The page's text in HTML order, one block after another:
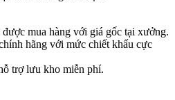
mua hàng với giá gốc tại xưởng.
hãng với mức chiết khấu cực
trợ lưu kho miễn phí.